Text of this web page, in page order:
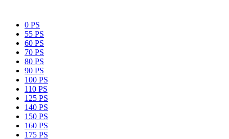
0 PS
55 PS
60 PS
70 PS
80 PS
90 PS
100 PS
110 PS
125 PS
140 PS
150 PS
160 PS
175 PS